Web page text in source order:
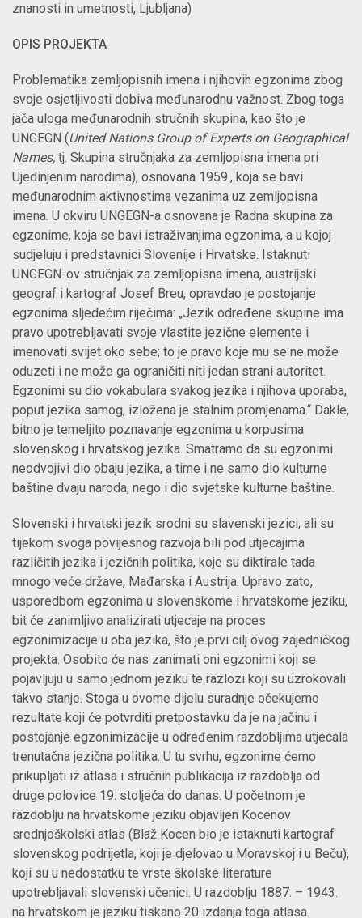
znanosti in umetnosti, Ljubljana)
OPIS PROJEKTA
Problematika zemljopisnih imena i njihovih egzonima zbog
svoje osjetljivosti dobiva međunarodnu važnost. Zbog toga
jača uloga međunarodnih stručnih skupina, kao što je
UNGEGN (United Nations Group of Experts on Geographical
Names, tj. Skupina stručnjaka za zemljopisna imena pri
Ujedinjenim narodima), osnovana 1959., koja se bavi
međunarodnim aktivnostima vezanima uz zemljopisna
imena. U okviru UNGEGN-a osnovana je Radna skupina za
egzonime, koja se bavi istraživanjima egzonima, a u kojoj
sudjeluju i predstavnici Slovenije i Hrvatske. Istaknuti
UNGEGN-ov stručnjak za zemljopisna imena, austrijski
geograf i kartograf Josef Breu, opravdao je postojanje
egzonima sljedećim riječima: „Jezik određene skupine ima
pravo upotrebljavati svoje vlastite jezične elemente i
imenovati svijet oko sebe; to je pravo koje mu se ne može
oduzeti i ne može ga ograničiti niti jedan strani autoritet.
Egzonimi su dio vokabulara svakog jezika i njihova uporaba,
poput jezika samog, izložena je stalnim promjenama.“ Dakle,
bitno je temeljito poznavanje egzonima u korpusima
slovenskog i hrvatskog jezika. Smatramo da su egzonimi
neodvojivi dio obaju jezika, a time i ne samo dio kulturne
baštine dvaju naroda, nego i dio svjetske kulturne baštine.
Slovenski i hrvatski jezik srodni su slavenski jezici, ali su
tijekom svoga povijesnog razvoja bili pod utjecajima
različitih jezika i jezičnih politika, koje su diktirale tada
mnogo veće države, Mađarska i Austrija. Upravo zato,
usporedbom egzonima u slovenskome i hrvatskome jeziku,
bit će zanimljivo analizirati utjecaje na proces
egzonimizacije u oba jezika, što je prvi cilj ovog zajedničkog
projekta. Osobito će nas zanimati oni egzonimi koji se
pojavljuju u samo jednom jeziku te razlozi koji su uzrokovali
takvo stanje. Stoga u ovome dijelu suradnje očekujemo
rezultate koji će potvrditi pretpostavku da je na jačinu i
postojanje egzonimizacije u određenim razdobljima utjecala
trenutačna jezična politika. U tu svrhu, egzonime ćemo
prikupljati iz atlasa i stručnih publikacija iz razdoblja od
druge polovice 19. stoljeća do danas. U početnom je
razdoblju na hrvatskome jeziku objavljen Kocenov
srednjoškolski atlas (Blaž Kocen bio je istaknuti kartograf
slovenskog podrijetla, koji je djelovao u Moravskoj i u Beču),
koji su u nedostatku te vrste školske literature
upotrebljavali slovenski učenici. U razdoblju 1887. – 1943.
na hrvatskom je jeziku tiskano 20 izdanja toga atlasa.